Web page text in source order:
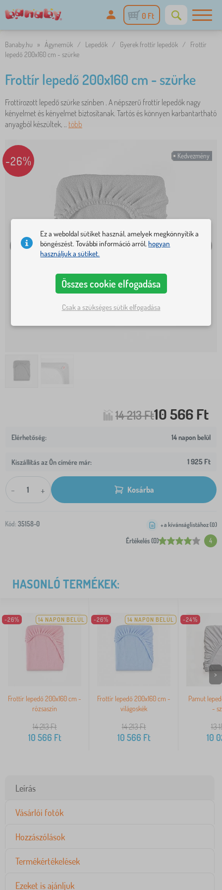
0 Ft
Banaby.hu » Ágyneműk / Lepedők / Gyerek frottír lepedők /
Frottír
lepedő 200x160 cm - szürke
Frottír lepedő 200x160 cm - szürke
Frottírozott lepedő szürke színben . A népszerű frottír lepedők nagy
kényelmet és kényelmet biztosítanak. Tartós és könnyen karbantartható
anyagból készültek, .. több
Kedvezmény
-26%
14 213 Ft10 566 Ft
14 napon belül
Kiszállítás az Ön címére már: 1 925 Ft
- + Kosárba
Kód: 35158-0
Értékelés (0) 4
+ a kívánságlistához (0)
HASONLÓ TERMÉKEK:
-26% 14 NAPON BELÜL
Frottír lepedő 200x160 cm -
rózsaszín
14 213Ft
10 566 Ft
-26% 14 NAPON BELÜL
Frottír lepedő 200x160 cm -
világoskék
14 213Ft
10 566 Ft
-24%
Pamut
-
13
10
>
Leírás
Vásárlói fotók
Hozzászólások
Termékértékelések
Ezeket is ajánljuk
Ez a weboldal sütiket használ, amelyek megkönnyítik a
böngészést. További információ arról,hogyan
használjuk a sütiket.
Összes cookie elfogadása
Csak a szükséges sütik elfogadása